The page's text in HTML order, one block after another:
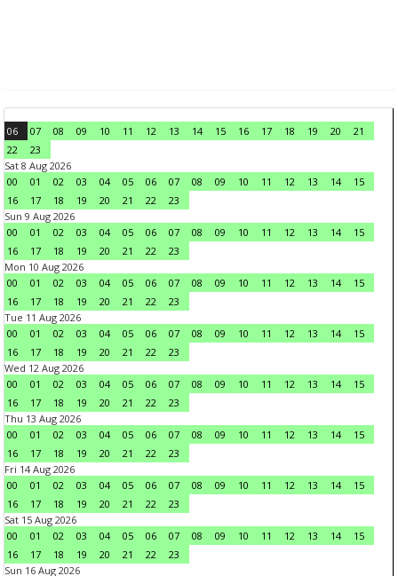
06 07 08 09 10 11 12 13 14 15 16 17 18 19 20
21
22
23
Sat 8 Aug 2026
00
01 02 03 04 05 06 07 08 09 10 11 12 13 14
15
16
17 18 19 20 21 22
23
Sun 9 Aug 2026
00
01 02 03 04 05 06 07 08 09 10 11 12 13 14
15
16
17 18 19 20 21 22
23
Mon 10 Aug 2026
00
01 02 03 04 05 06 07 08 09 10 11 12 13 14
15
16
17 18 19 20 21 22
23
Tue 11 Aug 2026
00
01 02 03 04 05 06 07 08 09 10 11 12 13 14
15
16
17 18 19 20 21 22
23
Wed 12 Aug 2026
00
01 02 03 04 05 06 07 08 09 10 11 12 13 14
15
16
17 18 19 20 21 22
23
Thu 13 Aug 2026
00
01 02 03 04 05 06 07 08 09 10 11 12 13 14
15
16
17 18 19 20 21 22
23
Fri 14 Aug 2026
00
01 02 03 04 05 06 07 08 09 10 11 12 13 14
15
16
17 18 19 20 21 22
23
Sat 15 Aug 2026
00
01 02 03 04 05 06 07 08 09 10 11 12 13 14
15
16
17 18 19 20 21 22
23
Sun 16 Aug 2026